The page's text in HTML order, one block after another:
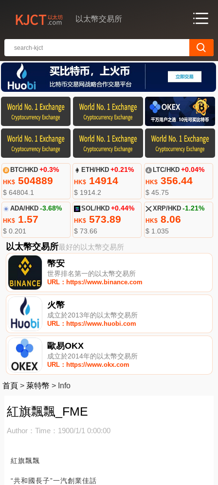
以太幣交易所
BTC/HKD +0.3%
HK$504889
$ 64804.1
ETH/HKD +0.21%
HK$ 14914
$ 1914.2
LTC/HKD +0.04%
HK$356.44
$ 45.75
ADA/HKD -3.68%
HK$1.57
$ 0.201
SOL/HKD +0.44%
HK$ 573.89
$ 73.66
XRP/HKD -1.21%
HK$8.06
$ 1.035
以太幣交易所最好的以太幣交易所
幣安
世界排名第一的以太幣交易所
URL：https://www.binance.com
火幣
成立於2013年的以太幣交易所
URL：https://www.huobi.com
歐易OKX
成立於2014年的以太幣交易所
URL：https://www.okx.com
首頁 > 萊特幣 > Info
紅旗飄飄_FME
Author： Time：1900/1/1 0:00:00
紅旗飄飄
“共和國長子”一汽創業佳話